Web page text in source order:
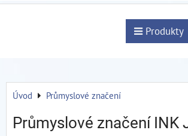
Produkty
Úvod Průmyslové značení
Průmyslové značení INK